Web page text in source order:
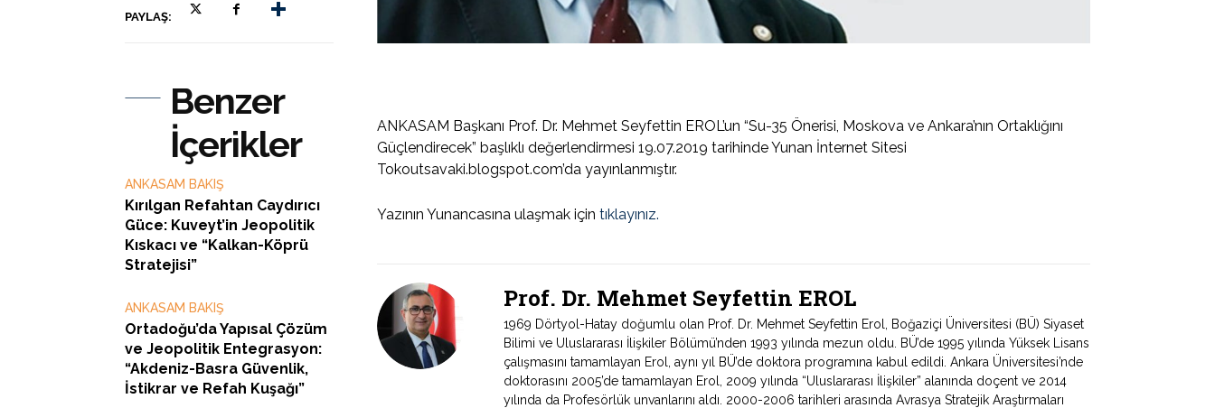
PAYLAŞ:
Benzer
İçerikler
ANKASAM BAKIŞ
Kırılgan Refahtan Caydırıcı
Güce: Kuveyt’in Jeopolitik
Kıskacı ve “Kalkan-Köprü
Stratejisi”
ANKASAM BAKIŞ
Ortadoğu’da Yapısal Çözüm
ve Jeopolitik Entegrasyon:
“Akdeniz-Basra Güvenlik,
İstikrar ve Refah Kuşağı”
ANKASAM Başkanı Prof. Dr. Mehmet Seyfettin EROL’un “Su-35 Önerisi, Moskova ve Ankara’nın Ortaklığını
Güçlendirecek” başlıklı değerlendirmesi 19.07.2019 tarihinde Yunan İnternet Sitesi
Tokoutsavaki.blogspot.com’da yayınlanmıştır.
Yazının Yunancasına ulaşmak için tıklayınız.
Prof. Dr. Mehmet Seyfettin EROL
1969 Dörtyol-Hatay doğumlu olan Prof. Dr. Mehmet Seyfettin Erol, Boğaziçi Üniversitesi (BÜ) Siyaset
Bilimi ve Uluslararası İlişkiler Bölümü’nden 1993 yılında mezun oldu. BÜ’de 1995 yılında Yüksek Lisans
çalışmasını tamamlayan Erol, aynı yıl BÜ’de doktora programına kabul edildi. Ankara Üniversitesi’nde
doktorasını 2005’de tamamlayan Erol, 2009 yılında “Uluslararası İlişkiler” alanında doçent ve 2014
yılında da Profesörlük unvanlarını aldı. 2000-2006 tarihleri arasında Avrasya Stratejik Araştırmaları